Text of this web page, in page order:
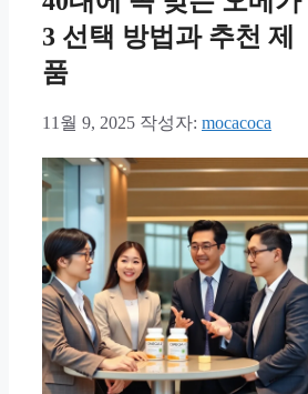
3 선택 방법과 추천 제
품
11월 9, 2025 작성자: mocacoca